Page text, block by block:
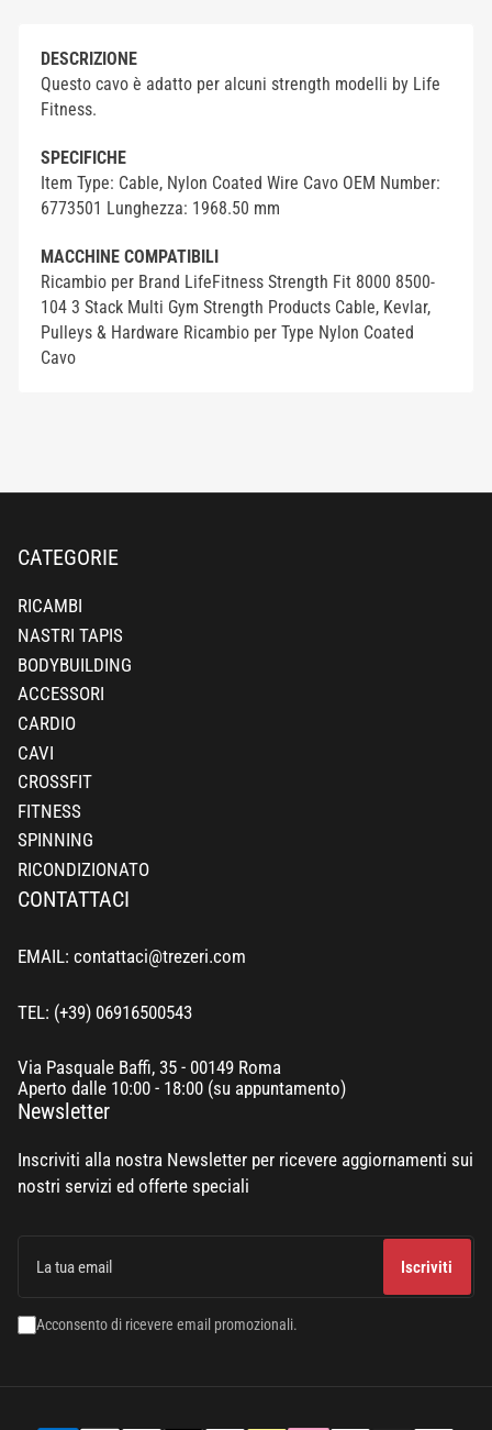
DESCRIZIONE
Questo cavo è adatto per alcuni strength modelli by Life
Fitness.
SPECIFICHE
Item Type: Cable, Nylon Coated Wire Cavo OEM Number:
6773501 Lunghezza: 1968.50 mm
MACCHINE COMPATIBILI
Ricambio per Brand LifeFitness Strength Fit 8000 8500-
104 3 Stack Multi Gym Strength Products Cable, Kevlar,
Pulleys & Hardware Ricambio per Type Nylon Coated
Cavo
CATEGORIE
RICAMBI
NASTRI TAPIS
BODYBUILDING
ACCESSORI
CARDIO
CAVI
CROSSFIT
FITNESS
SPINNING
RICONDIZIONATO
CONTATTACI
EMAIL: contattaci@trezeri.com
TEL: (+39) 06916500543
Via Pasquale Baffi, 35 - 00149 Roma
Aperto dalle 10:00 - 18:00 (su appuntamento)
Newsletter
Inscriviti alla nostra Newsletter per ricevere aggiornamenti sui
nostri servizi ed offerte speciali
Iscriviti
Acconsento di ricevere email promozionali.
Modalità